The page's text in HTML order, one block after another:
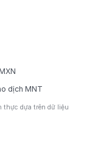
dịch MNT
thực dựa trên dữ liệu